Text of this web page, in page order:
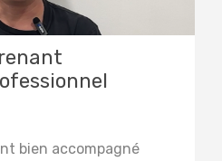
bien accompagné